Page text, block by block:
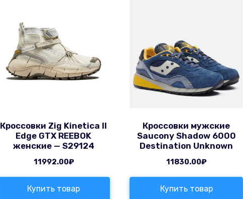
Кроссовки Zig Kinetica II
Edge GTX REEBOK
женские — S29124
11992.00₽
Купить товар
Кроссовки мужские
Saucony Shadow 6000
Destination Unknown
11830.00₽
Купить товар